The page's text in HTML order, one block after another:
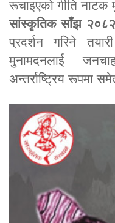
रूचाइएको गीति नाटक
सांस्कृतिक साँझ
प्रदर्शन गरिने
मुनामदनलाई
अन्तर्राष्ट्रिय रूपमा